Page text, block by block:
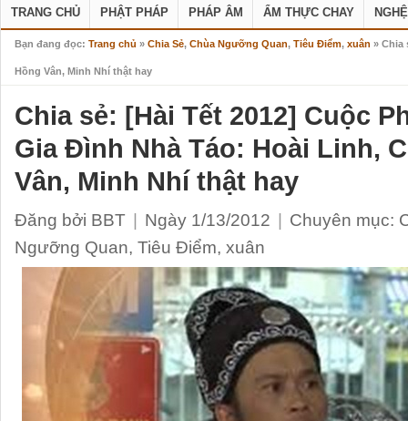
TRANG CHỦ PHẬT PHÁP PHÁP ÂM ẨM THỰC CHAY
Bạn đang đọc: Trang chủ » Chia Sẻ, Chùa Ngưỡng Quan, Tiêu Điểm, xuân » Chia
Hồng Vân, Minh Nhí thật hay
Chia sẻ: [Hài Tết 2012] Cuộc
Gia Đình Nhà Táo: Hoài Linh,
Vân, Minh Nhí thật hay
Đăng bởi BBT Ngày 1/13/2012 Chuyên mục:
Ngưỡng Quan, Tiêu Điểm, xuân